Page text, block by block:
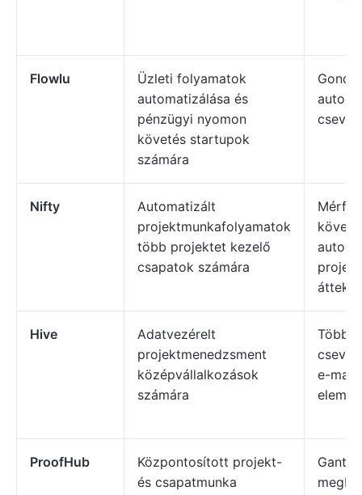
Flowlu
Üzleti folyamatok
automatizálása és
pénzügyi nyomon
követés startupok
számára
Nifty
Automatizált
projektmunkafolyamatok
több projektet kezelő
csapatok számára
Hive
Adatvezérelt
projektmenedzsment
középvállalkozások
számára
e-mail
ProofHub
Központosított projekt-
és csapatmunka
Gantt/